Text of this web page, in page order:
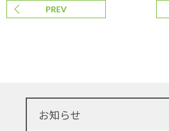
PREV
お知らせ